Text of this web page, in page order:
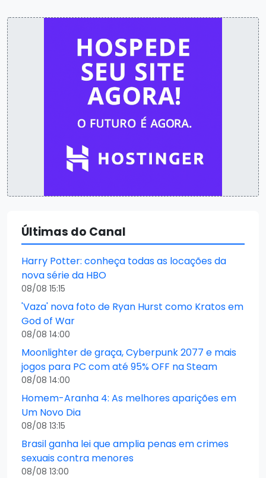
Últimas do Canal
Harry Potter: conheça todas as locações da
nova série da HBO
08/08 15:15
'Vaza' nova foto de Ryan Hurst como Kratos em
God of War
08/08 14:00
Moonlighter de graça, Cyberpunk 2077 e mais
jogos para PC com até 95% OFF na Steam
08/08 14:00
Homem-Aranha 4: As melhores aparições em
Um Novo Dia
08/08 13:15
Brasil ganha lei que amplia penas em crimes
sexuais contra menores
08/08 13:00